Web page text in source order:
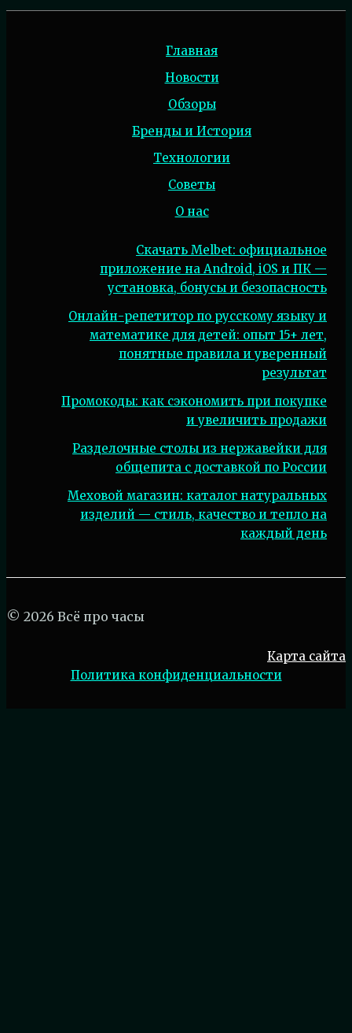
Главная
Новости
Обзоры
Бренды и История
Технологии
Советы
О нас
Скачать Melbet: официальное
приложение на Android, iOS и ПК —
установка, бонусы и безопасность
Онлайн-репетитор по русскому языку и
математике для детей: опыт 15+ лет,
понятные правила и уверенный
результат
Промокоды: как сэкономить при покупке
и увеличить продажи
Разделочные столы из нержавейки для
общепита с доставкой по России
Меховой магазин: каталог натуральных
изделий — стиль, качество и тепло на
каждый день
© 2026 Всё про часы
Карта сайта
Политика конфиденциальности